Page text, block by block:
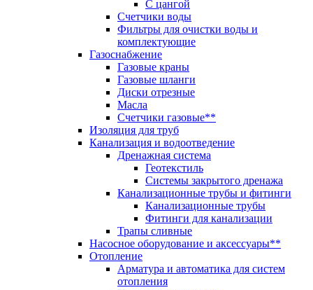
С цангой
Счетчики воды
Фильтры для очистки воды и
комплектующие
Газоснабжение
Газовые краны
Газовые шланги
Диски отрезные
Масла
Счетчики газовые**
Изоляция для труб
Канализация и водоотведение
Дренажная система
Геотекстиль
Системы закрытого дренажа
Канализационные трубы и фитинги
Канализационные трубы
Фитинги для канализации
Трапы сливные
Насосное оборудование и аксессуары**
Отопление
Арматура и автоматика для систем
отопления